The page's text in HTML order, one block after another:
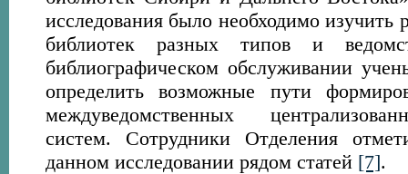
исследования было необходимо изучить
библиотек разных типов и
библиографическом обслуживании
определить возможные пути
междуведомственных
систем. Сотрудники Отделения
данном исследовании рядом статей [7].